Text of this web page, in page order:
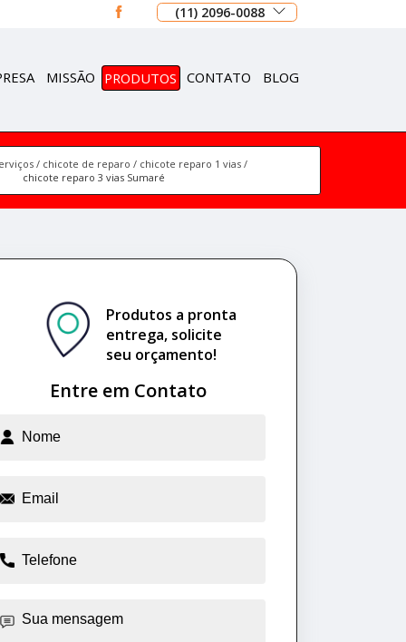
(11) 2096-0088
MISSÃO PRODUTOS CONTATO BLOG
chicote de reparo
chicote reparo 1 vias
chicote reparo 3 vias Sumaré
Entre em Contato
Produtos a pronta
entrega, solicite
seu orçamento!